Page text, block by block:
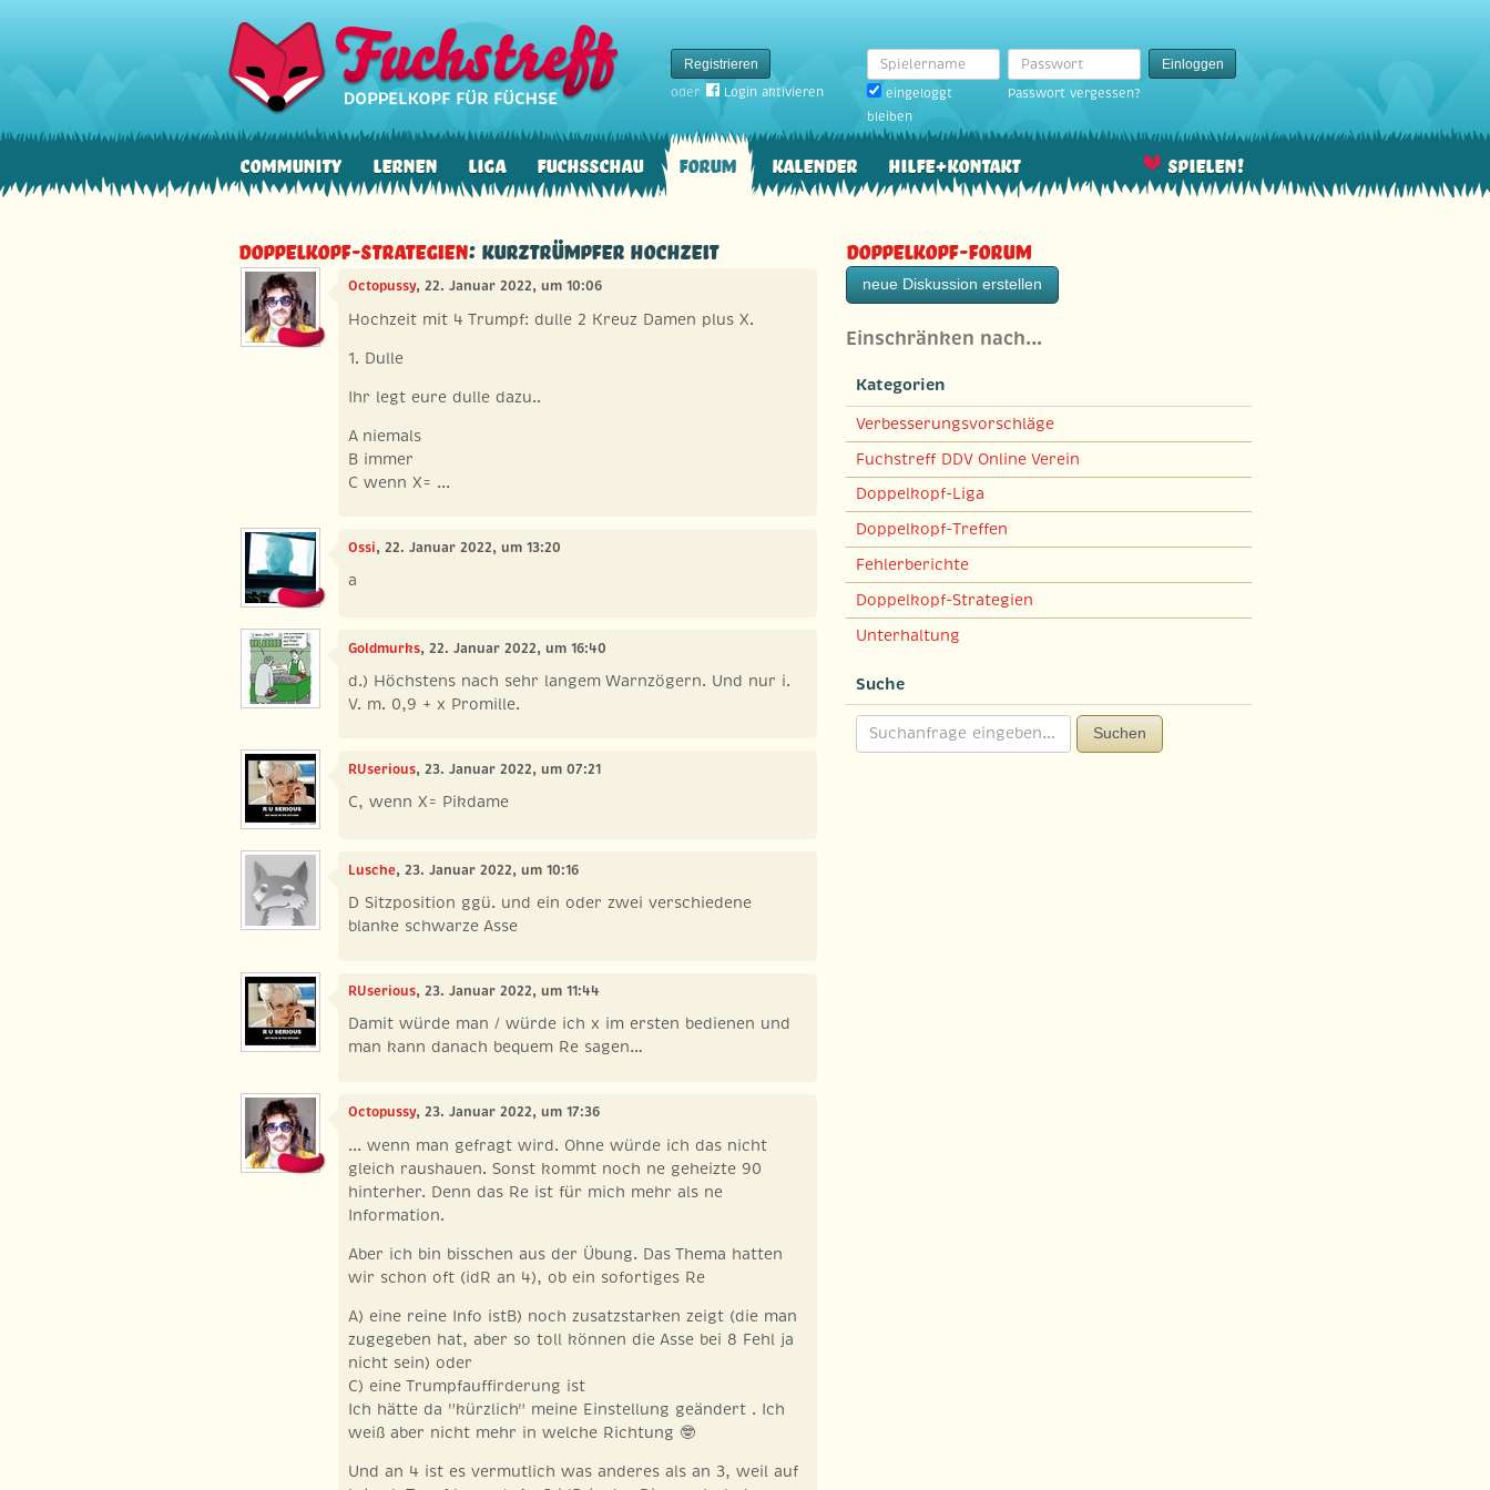
Registrieren
oder
Login aktivieren
Spielername
eingeloggt
bleiben
Passwort
Einloggen
Passwort vergessen?
Community Lernen Liga Fuchsschau Forum Kalender Hilfe+Kontakt Spielen!
Doppelkopf-Strategien: Kurztrümpfer Hochzeit
Octopussy, 22. Januar 2022, um 10:06
Hochzeit mit 4 Trumpf: dulle 2 Kreuz Damen plus X.
1. Dulle
Ihr legt eure dulle dazu..
A niemals
B immer
C wenn X= ...
Ossi, 22. Januar 2022, um 13:20
a
Goldmurks, 22. Januar 2022, um 16:40
d.) Höchstens nach sehr langem Warnzögern. Und nur i.
V. m. 0,9 + x Promille.
RUserious, 23. Januar 2022, um 07:21
C, wenn X= Pikdame
Lusche, 23. Januar 2022, um 10:16
D Sitzposition ggü. und ein oder zwei verschiedene
blanke schwarze Asse
RUserious, 23. Januar 2022, um 11:44
Damit würde man / würde ich x im ersten bedienen und
man kann danach bequem Re sagen…
Octopussy, 23. Januar 2022, um 17:36
... wenn man gefragt wird. Ohne würde ich das nicht
gleich raushauen. Sonst kommt noch ne geheizte 90
hinterher. Denn das Re ist für mich mehr als ne
Information.
Aber ich bin bisschen aus der Übung. Das Thema hatten
wir schon oft (idR an 4), ob ein sofortiges Re
A) eine reine Info istB) noch zusatzstarken zeigt (die man
zugegeben hat, aber so toll können die Asse bei 8 Fehl ja
nicht sein) oder
C) eine Trumpfauffirderung ist
Ich hätte da "kürzlich" meine Einstellung geändert . Ich
weiß aber nicht mehr in welche Richtung 🤓
Und an 4 ist es vermutlich was anderes als an 3, weil auf
Doppelkopf-Forum
neue Diskussion erstellen
Einschränken nach…
Kategorien
Verbesserungsvorschläge
Fuchstreff DDV Online Verein
Doppelkopf-Liga
Doppelkopf-Treffen
Fehlerberichte
Doppelkopf-Strategien
Unterhaltung
Suche
Suchen